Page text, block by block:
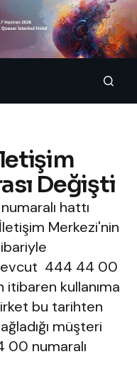
Değişti
hattı
Merkezi'nin
444 44 00
itibaren kullanıma
bu tarihten
müşteri
numaralı